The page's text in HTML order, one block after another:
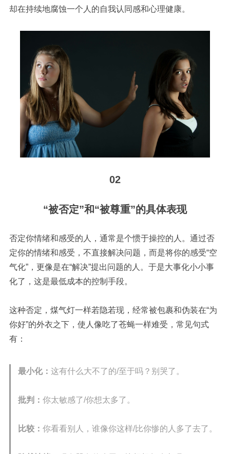
却在持续地腐蚀一个人的自我认同感和心理健康。
02
“被否定”和“被尊重”的具体表现
否定你情绪和感受的人，通常是个惯于操控的人。通过否
定你的情绪和感受， 不直接解决问题，而是将你的感受“空
气化”，更像是在“解决”提出问题的人。于是大事化小小事
化了，这是最低成本的控制手段。
这种否定， 煤气灯一样若隐若现，经常被包裹和伪装在“为
你好”的外衣之下，使人像吃了苍蝇一样难受，常见句式
有：
最小化： 这有什么大不了的/至于吗？别哭了。
批判： 你太敏感了/你想太多了。
比较： 你看看别人，谁像你这样/比你惨的人多了去了。